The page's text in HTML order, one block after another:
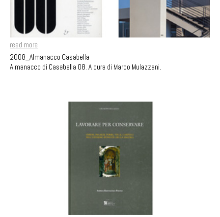
read more
2008_Almanacco Casabella
Almanacco di Casabella 08. A cura di Marco Mulazzani.